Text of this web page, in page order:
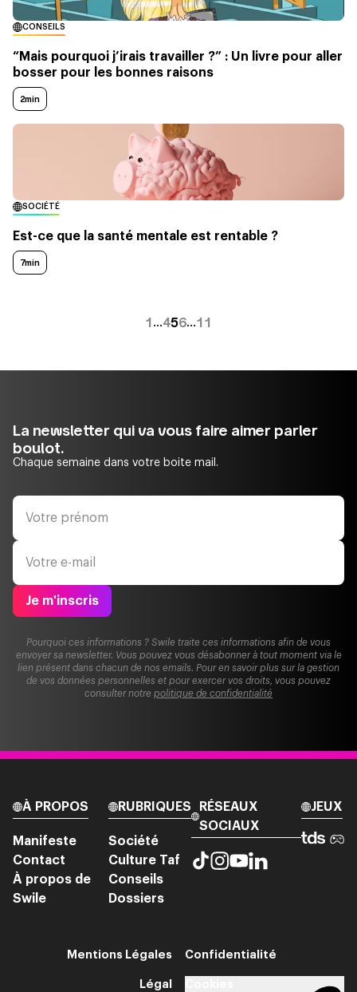
CONSEILS
“Mais pourquoi j’irais travailler ?” : Un livre pour aller
bosser pour les bonnes raisons
2min
SOCIÉTÉ
Est-ce que la santé mentale est rentable ?
7min
1…456…11
La newsletter qui va vous faire aimer parler
boulot.
Chaque semaine dans votre boite mail.
Je m'inscris
Pourquoi ces informations ? Swile traite ces informations afin de vous
envoyer sa newsletter. Vous pouvez vous désabonner à tout moment via le
lien présent dans chacun de nos emails. Pour en savoir plus sur la gestion
de vos données personnelles et pour exercer vos droits, vous pouvez
consulter notre politique de confidentialité
À PROPOS
Manifeste
Contact
À propos de
Swile
RUBRIQUES
Société
Culture Taf
Conseils
Dossiers
RÉSEAUX
SOCIAUX
JEUX
Mentions Légales Confidentialité
Légal